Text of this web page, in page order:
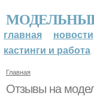
главная новости
кастинги и работа
Главная
Отзывы на